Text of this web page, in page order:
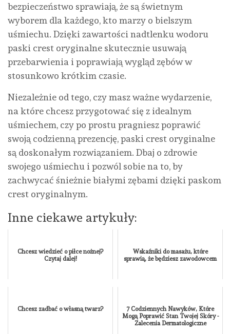
bezpieczeństwo sprawiają, że są świetnym
wyborem dla każdego, kto marzy o bielszym
uśmiechu. Dzięki zawartości nadtlenku wodoru
paski crest oryginalne skutecznie usuwają
przebarwienia i poprawiają wygląd zębów w
stosunkowo krótkim czasie.
Niezależnie od tego, czy masz ważne wydarzenie,
na które chcesz przygotować się z idealnym
uśmiechem, czy po prostu pragniesz poprawić
swoją codzienną prezencję, paski crest oryginalne
są doskonałym rozwiązaniem. Dbaj o zdrowie
swojego uśmiechu i pozwól sobie na to, by
zachwycać śnieżnie białymi zębami dzięki paskom
crest oryginalnym.
Inne ciekawe artykuły:
Chcesz wiedzieć o piłce nożnej?
Czytaj dalej!
Wskaźniki do masażu, które
sprawią, że będziesz zawodowcem
Chcesz zadbać o własną twarz?
7 Codziennych Nawyków, Które
Mogą Poprawić Stan Twojej Skóry -
Zalecenia Dermatologiczne